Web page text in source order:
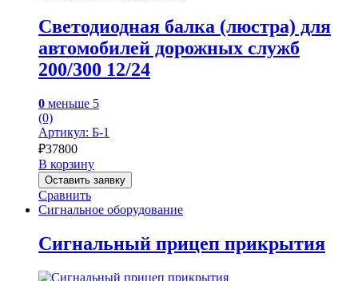
Светодиодная балка (люстра) для
автомобилей дорожных служб
200/300 12/24
0 меньше 5
(0)
Артикул: Б-1
₽37800
В корзину
Оставить заявку
Сравнить
Сигнальное оборудование
Сигнальный прицеп прикрытия